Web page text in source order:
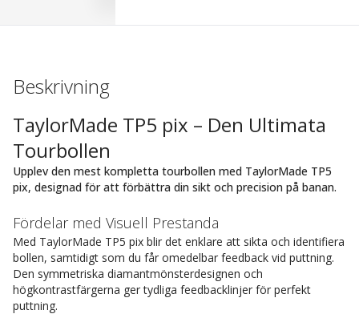
Beskrivning
TaylorMade TP5 pix – Den Ultimata
Tourbollen
Upplev den mest kompletta tourbollen med TaylorMade TP5
pix, designad för att förbättra din sikt och precision på banan.
Fördelar med Visuell Prestanda
Med TaylorMade TP5 pix blir det enklare att sikta och identifiera
bollen, samtidigt som du får omedelbar feedback vid puttning.
Den symmetriska diamantmönsterdesignen och
högkontrastfärgerna ger tydliga feedbacklinjer för perfekt
puttning.